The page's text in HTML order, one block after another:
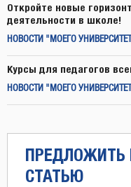
Откройте новые
деятельности в школе!
НОВОСТИ "МОЕГО
Курсы для педагогов
НОВОСТИ "МОЕГО
ПРЕДЛОЖИТЬ
СТАТЬЮ